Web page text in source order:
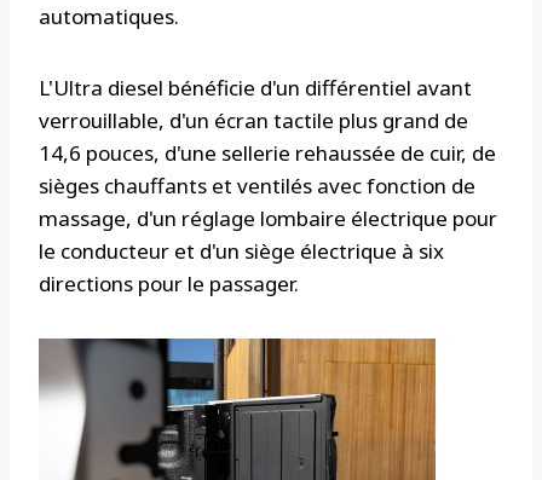
automatiques.
L'Ultra diesel bénéficie d'un différentiel avant
verrouillable, d'un écran tactile plus grand de
14,6 pouces, d'une sellerie rehaussée de cuir, de
sièges chauffants et ventilés avec fonction de
massage, d'un réglage lombaire électrique pour
le conducteur et d'un siège électrique à six
directions pour le passager.